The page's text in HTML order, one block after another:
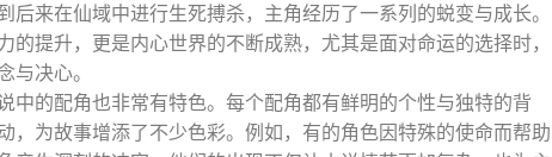
后来在仙域中进行生死搏杀，主角经历了一系列的蜕变与成长。
的提升，更是内心世界的不断成熟，尤其是面对命运的选择时，
与决心。
中的配角也非常有特色。每个配角都有鲜明的个性与独特的背
，为故事增添了不少色彩。例如，有的角色因特殊的使命而帮助